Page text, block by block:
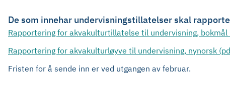
De som innehar undervisningstillatelser skal
Rapportering for akvakulturtillatelse til undervisning, bokmål
Rapportering for akvakulturløyve til undervisning, nynorsk
Fristen for å sende inn er ved utgangen av februar.